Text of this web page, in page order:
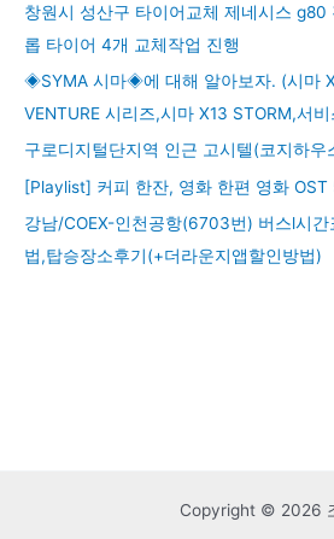
창원시 성산구 타이어교체 제네시스 g80
롭 타이어 4개 교체작업 진행
◈SYMA 시마◈에 대해 알아보자. (시마
VENTURE 시리즈,시마 X13 STORM,서
구로디지털단지역 인근 고시텔(코지하우
[Playlist] 커피 한잔, 영화 한편 영화 OST
강남/COEX-인천공항(6703번) 버스l시
법,탑승장소후기(+더라운지앱할인방법)
Copyright © 2026